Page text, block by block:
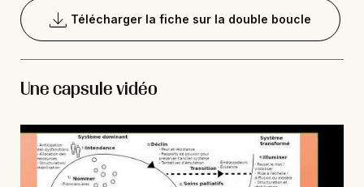
Télécharger la fiche sur la double boucle
Une capsule vidéo